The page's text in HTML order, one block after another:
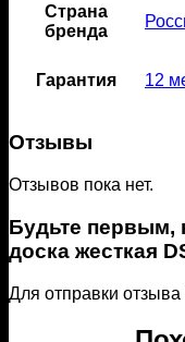
Страна
бренда
Гарантия 12
Отзывы
Отзывов пока нет.
Будьте первым,
доска жесткая
Для отправки